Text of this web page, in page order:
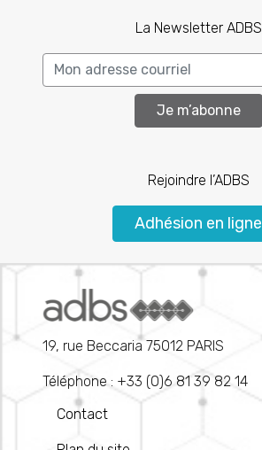
La Newsletter ADBS
Je m’abonne
Rejoindre l’ADBS
Adhésion en ligne
19, rue Beccaria 75012 PARIS
Téléphone : +33 (0)6 81 39 82 14
Contact